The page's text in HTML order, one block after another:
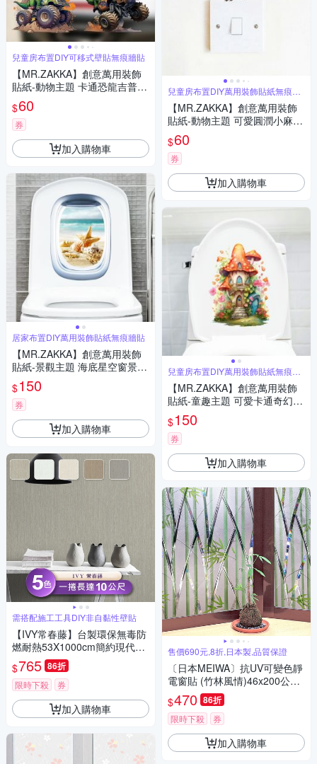
兒童房布置DIY可移式壁貼無痕牆貼
【MR.ZAKKA】創意萬用裝飾
貼紙-動物主題 卡通恐龍吉普車
4款任選 兒童房布置 DIY可移式
壁貼 無痕壁貼 牆貼
$60
券
加入購物車
居家布置DIY萬用裝飾貼紙無痕牆貼
【MR.ZAKKA】創意萬用裝飾
貼紙-景觀主題 海底星空窗景 N
款 居家布置 DIY可移式壁貼 無
痕壁貼 牆貼
$150
券
加入購物車
需搭配施工工具DIY非自黏性壁貼
【IVY常春藤】台製環保無毒防
燃耐熱53X1000cm簡約現代條
紋壁紙/壁貼1捲
$765 86折
限時下殺 券
加入購物車
兒童房布置DIY萬用裝飾貼紙無痕牆
貼
【MR.ZAKKA】創意萬用裝飾
貼紙-動物主題 可愛圓潤小麻雀
兒童房布置 DIY可移式壁貼 無
痕壁貼 牆貼
$60
券
加入購物車
兒童房布置DIY萬用裝飾貼紙無痕牆
貼
【MR.ZAKKA】創意萬用裝飾
貼紙-童趣主題 可愛卡通奇幻磨
菇 L款 兒童房布置 DIY可移式
壁貼 無痕壁貼 牆貼
$150
券
加入購物車
售價690元,8折,日本製,品質保證
〔日本MEIWA〕抗UV可變色靜
電窗貼 (竹林風情)46x200公分
★促銷★
$470 86折
限時下殺 券
加入購物車